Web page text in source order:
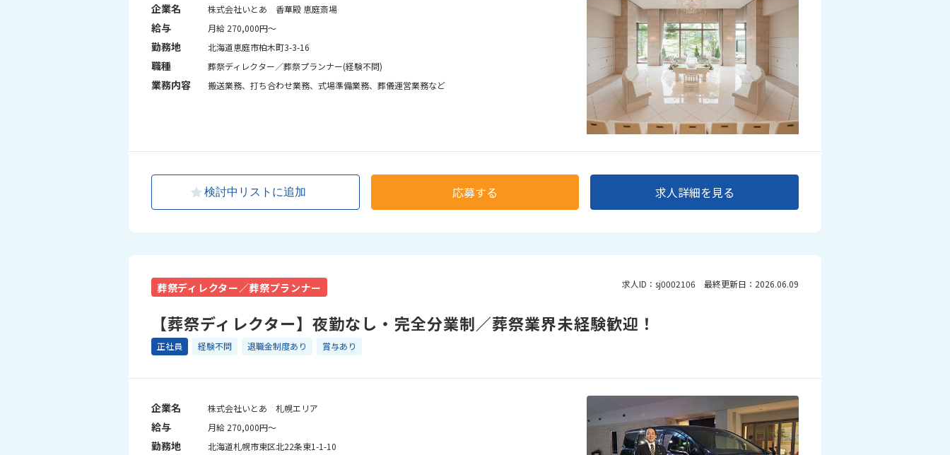
企業名 株式会社いとあ 香華殿 恵庭斎場
給与 月給 270,000円～
勤務地 北海道恵庭市柏木町3-3-16
職種 葬祭ディレクター／葬祭プランナー(経験不問)
業務内容 搬送業務、打ち合わせ業務、式場準備業務、葬儀運営業務など
検討中リストに追加 応募する 求人詳細を見る
葬祭ディレクター／葬祭プランナー 求人ID：sj0002106 最終更新日：2026.06.09
【葬祭ディレクター】夜勤なし・完全分業制／葬祭業界未経験歓迎！
正社員 経験不問 退職金制度あり 賞与あり
企業名 株式会社いとあ 札幌エリア
給与 月給 270,000円～
勤務地 北海道札幌市東区北22条東1-1-10